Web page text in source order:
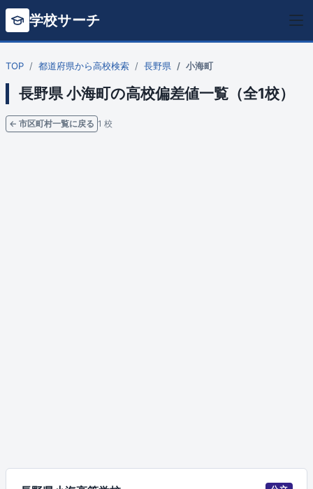
学校サーチ
TOP 都道府県から高校検索 長野県 小海町
長野県 小海町の高校偏差値一覧（全1校）
← 市区町村一覧に戻る 1 校